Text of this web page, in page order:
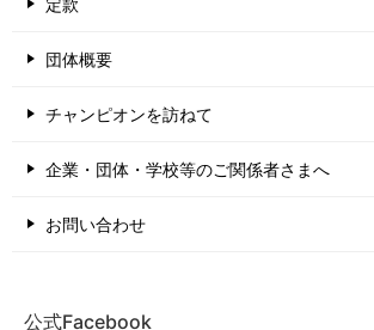
定款
団体概要
チャンピオンを訪ねて
企業・団体・学校等のご関係者さまへ
お問い合わせ
公式Facebook